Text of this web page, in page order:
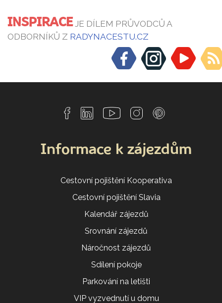
INSPIRACEJE DÍLEM PRŮVODCŮ A
ODBORNÍKŮ Z RADYNACESTU.CZ
Informace k zájezdům
Cestovní pojištění Kooperativa
Cestovní pojištění Slavia
Kalendář zájezdů
Srovnání zájezdů
Náročnost zájezdů
Sdílení pokoje
Parkování na letišti
VIP vyzvednutí u domu